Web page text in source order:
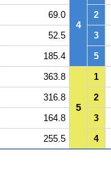
4
69.0 2
52.5 3
185.4 5
363.8
5
1
316.8 2
164.8 3
255.5 4